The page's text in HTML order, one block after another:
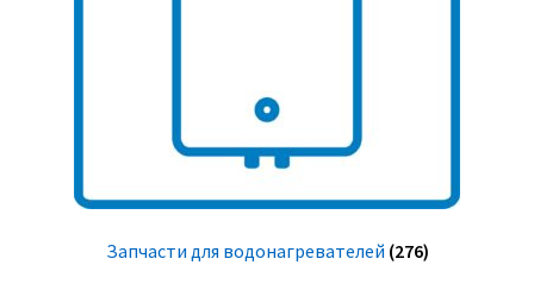
Запчасти для водонагревателей (276)